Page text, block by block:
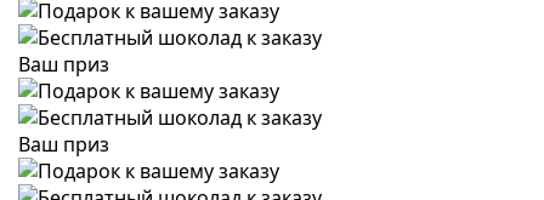
Ваш приз
Ваш приз